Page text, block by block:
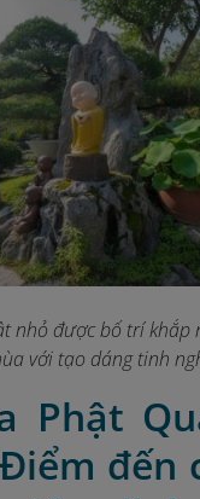
nhỏ được bố trí khắp
với tạo dáng tinh
Phật
đến